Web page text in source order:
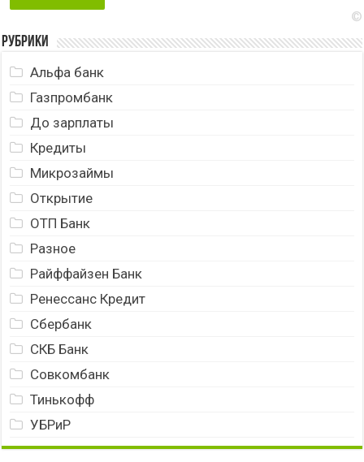
©
Рубрики
Альфа банк
Газпромбанк
До зарплаты
Кредиты
Микрозаймы
Открытие
ОТП Банк
Разное
Райффайзен Банк
Ренессанс Кредит
Сбербанк
СКБ Банк
Совкомбанк
Тинькофф
УБРиР